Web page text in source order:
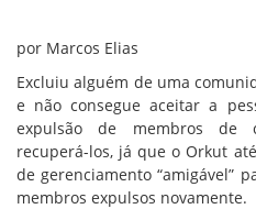
por Marcos Elias
Excluiu alguém de uma
e não consegue aceitar a
expulsão de membros de
recuperá-los, já que o Orkut
de gerenciamento “amigável”
membros expulsos novamente.